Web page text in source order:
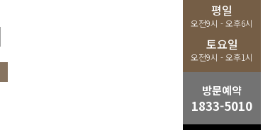
평일
오전9시 - 오후6시
토요일
오전9시 - 오후1시
방문예약
1833-5010